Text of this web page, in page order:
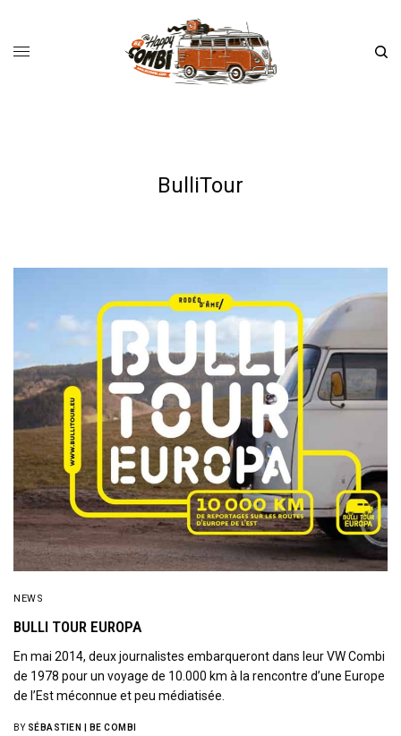
BulliTour
NEWS
BULLI TOUR EUROPA
En mai 2014, deux journalistes embarqueront dans leur VW Combi
de 1978 pour un voyage de 10.000 km à la rencontre d’une Europe
de l’Est méconnue et peu médiatisée.
BY SÉBASTIEN | BE COMBI